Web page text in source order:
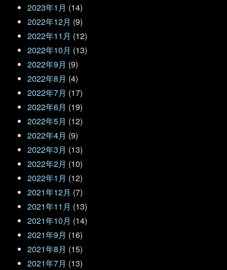
2023年1月 (14)
2022年12月 (9)
2022年11月 (12)
2022年10月 (13)
2022年9月 (9)
2022年8月 (4)
2022年7月 (17)
2022年6月 (19)
2022年5月 (12)
2022年4月 (9)
2022年3月 (13)
2022年2月 (10)
2022年1月 (12)
2021年12月 (7)
2021年11月 (13)
2021年10月 (14)
2021年9月 (16)
2021年8月 (15)
2021年7月 (13)